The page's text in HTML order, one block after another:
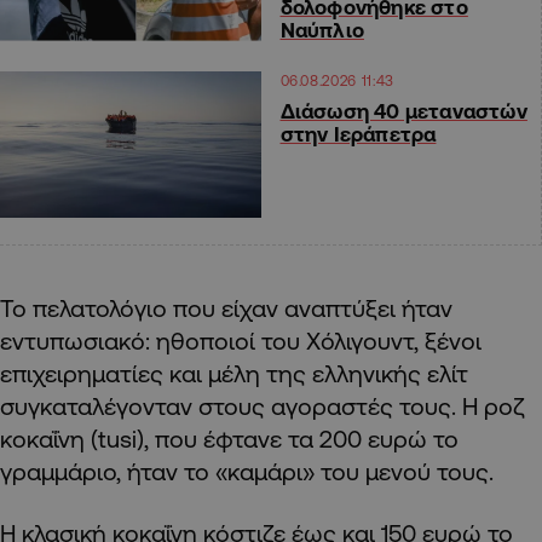
δολοφονήθηκε στο
Ναύπλιο
06.08.2026 11:43
Διάσωση 40 μεταναστών
στην Ιεράπετρα
Το πελατολόγιο που είχαν αναπτύξει ήταν
εντυπωσιακό: ηθοποιοί του Χόλιγουντ, ξένοι
επιχειρηματίες και μέλη της ελληνικής ελίτ
συγκαταλέγονταν στους αγοραστές τους. Η ροζ
κοκαΐνη (tusi), που έφτανε τα 200 ευρώ το
γραμμάριο, ήταν το «καμάρι» του μενού τους.
Η κλασική κοκαΐνη κόστιζε έως και 150 ευρώ το